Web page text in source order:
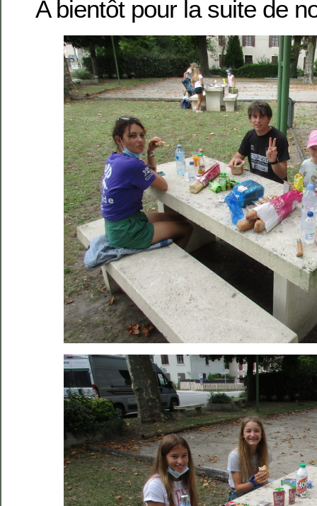
A bientôt pour la suite de